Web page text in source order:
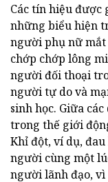
Các tín hiệu được
những biểu hiện
người phụ nữ mắt
chớp chớp lông
người đối thoại
người tự do và
sinh học. Giữa
trong thế giới
Khỉ đột, ví dụ,
người cùng một
người lãnh đạo, vì